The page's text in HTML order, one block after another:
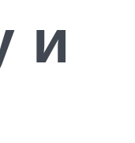
и